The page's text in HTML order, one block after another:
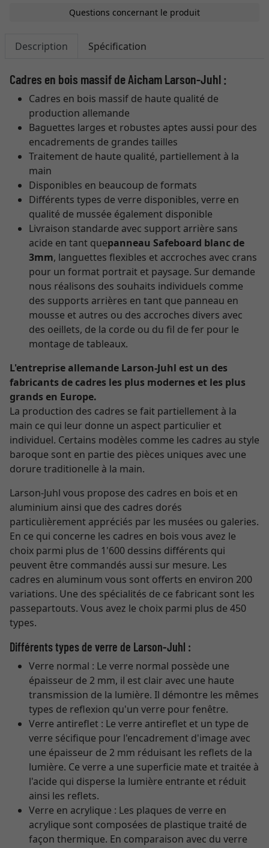
Questions concernant le produit
Description Spécification
Cadres en bois massif de Aicham Larson-Juhl :
Cadres en bois massif de haute qualité de
production allemande
Baguettes larges et robustes aptes aussi pour des
encadrements de grandes tailles
Traitement de haute qualité, partiellement à la
main
Disponibles en beaucoup de formats
Différents types de verre disponibles, verre en
qualité de mussée également disponible
Livraison standarde avec support arrière sans
acide en tant quepanneau Safeboard blanc de
3mm, languettes flexibles et accroches avec crans
pour un format portrait et paysage. Sur demande
nous réalisons des souhaits individuels comme
des supports arrières en tant que panneau en
mousse et autres ou des accroches divers avec
des oeillets, de la corde ou du fil de fer pour le
montage de tableaux.
L'entreprise allemande Larson-Juhl est un des
fabricants de cadres les plus modernes et les plus
grands en Europe.
La production des cadres se fait partiellement à la
main ce qui leur donne un aspect particulier et
individuel. Certains modèles comme les cadres au style
baroque sont en partie des pièces uniques avec une
dorure traditionelle à la main.
Larson-Juhl vous propose des cadres en bois et en
aluminium ainsi que des cadres dorés
particulièrement appréciés par les musées ou galeries.
En ce qui concerne les cadres en bois vous avez le
choix parmi plus de 1'600 dessins différents qui
peuvent être commandés aussi sur mesure. Les
cadres en aluminum vous sont offerts en environ 200
variations. Une des spécialités de ce fabricant sont les
passepartouts. Vous avez le choix parmi plus de 450
types.
Différents types de verre de Larson-Juhl :
Verre normal : Le verre normal possède une
épaisseur de 2 mm, il est clair avec une haute
transmission de la lumière. Il démontre les mêmes
types de reflexion qu'un verre pour fenêtre.
Verre antireflet : Le verre antireflet et un type de
verre sécifique pour l'encadrement d'image avec
une épaisseur de 2 mm réduisant les reflets de la
lumière. Ce verre a une superficie mate et traitée à
l'acide qui disperse la lumière entrante et réduit
ainsi les reflets.
Verre en acrylique : Les plaques de verre en
acrylique sont composées de plastique traité de
façon thermique. En comparaison avec du verre